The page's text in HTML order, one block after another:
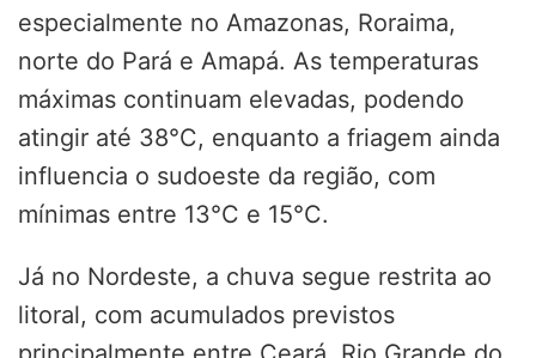
especialmente no Amazonas, Roraima,
norte do Pará e Amapá. As temperaturas
máximas continuam elevadas, podendo
atingir até 38°C, enquanto a friagem ainda
influencia o sudoeste da região, com
mínimas entre 13°C e 15°C.
Já no Nordeste, a chuva segue restrita ao
litoral, com acumulados previstos